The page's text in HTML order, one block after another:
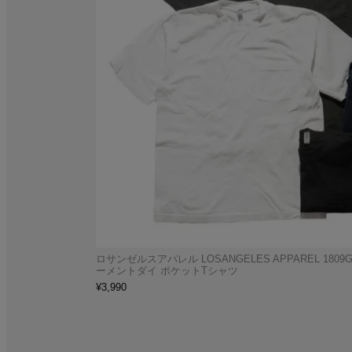
ロサンゼルスアパレル LOSANGELES APPAREL
ーメントダイ ポケットTシャツ
¥3,990